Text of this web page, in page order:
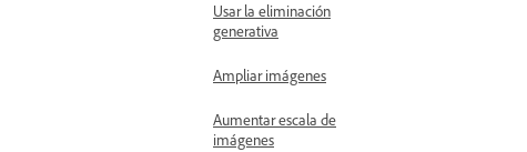
Usar la eliminación
generativa
Ampliar imágenes
Aumentar escala de
imágenes